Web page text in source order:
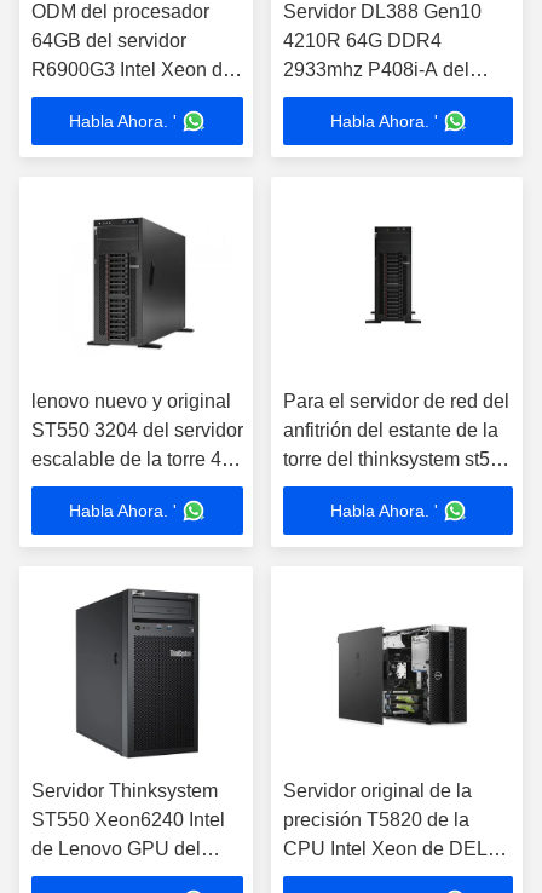
ODM del procesador
64GB del servidor
R6900G3 Intel Xeon del
alto rendimiento H3C
Habla Ahora. '
Servidor DL388 Gen10
4210R 64G DDR4
2933mhz P408i-A del
estante de Dimm la OIT
Habla Ahora. '
lenovo nuevo y original
ST550 3204 del servidor
escalable de la torre 4U
de LENOVO 3204 del
servidor 4*3.5lff
Habla Ahora. '
Para el servidor de red del
anfitrión del estante de la
torre del thinksystem st550
Xeon6240 Intel de Lenovo
Habla Ahora. '
Servidor Thinksystem
ST550 Xeon6240 Intel
de Lenovo GPU del
estante de la torre
Servidor original de la
precisión T5820 de la
CPU Intel Xeon de DELL
Desktop Tower